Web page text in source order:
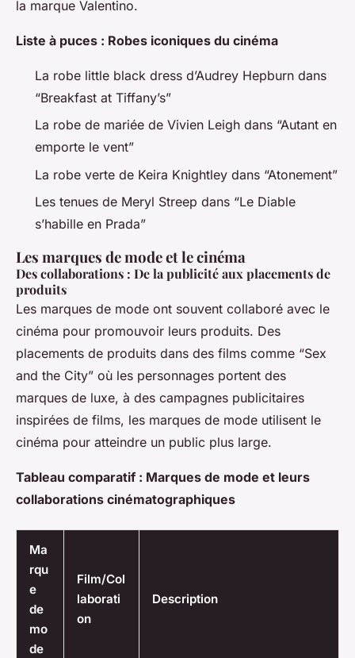
la marque Valentino.
Liste à puces : Robes iconiques du cinéma
La robe little black dress d’Audrey Hepburn dans
“Breakfast at Tiffany’s”
La robe de mariée de Vivien Leigh dans “Autant en
emporte le vent”
La robe verte de Keira Knightley dans “Atonement”
Les tenues de Meryl Streep dans “Le Diable
s’habille en Prada”
Les marques de mode et le cinéma
Des collaborations : De la publicité aux placements de
produits
Les marques de mode ont souvent collaboré avec le
cinéma pour promouvoir leurs produits. Des
placements de produits dans des films comme “Sex
and the City” où les personnages portent des
marques de luxe, à des campagnes publicitaires
inspirées de films, les marques de mode utilisent le
cinéma pour atteindre un public plus large.
Tableau comparatif : Marques de mode et leurs
collaborations cinématographiques
Ma
rqu
e
de
mo
de
Film/Col
laborati
on
Description